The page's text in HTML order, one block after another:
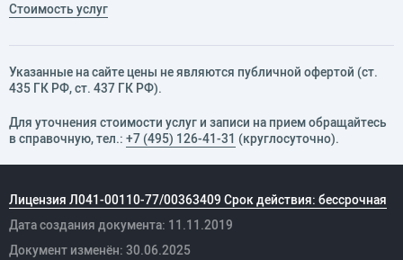
Стоимость услуг
Указанные на сайте цены не являются публичной офертой (ст.
435 ГК РФ, cт. 437 ГК РФ).
Для уточнения стоимости услуг и записи на прием обращайтесь
в справочную, тел.: +7 (495) 126-41-31 (круглосуточно).
Лицензия Л041-00110-77/00363409 Срок действия: бессрочная
Дата создания документа: 11.11.2019
Документ изменён: 30.06.2025